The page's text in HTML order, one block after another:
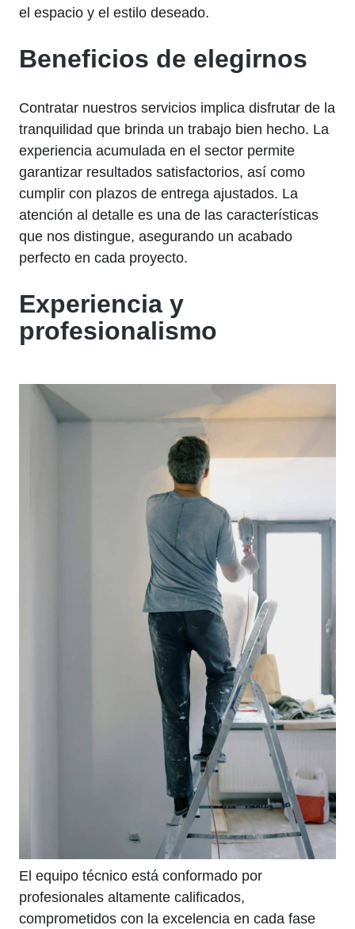
el espacio y el estilo deseado.
Beneficios de elegirnos
Contratar nuestros servicios implica disfrutar de la
tranquilidad que brinda un trabajo bien hecho. La
experiencia acumulada en el sector permite
garantizar resultados satisfactorios, así como
cumplir con plazos de entrega ajustados. La
atención al detalle es una de las características
que nos distingue, asegurando un acabado
perfecto en cada proyecto.
Experiencia y
profesionalismo
El equipo técnico está conformado por
profesionales altamente calificados,
comprometidos con la excelencia en cada fase